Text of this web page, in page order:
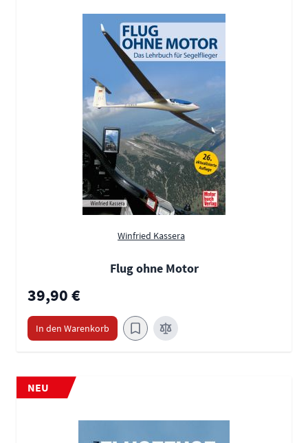
Winfried Kassera
Flug ohne Motor
39,90 €
In den Warenkorb
NEU